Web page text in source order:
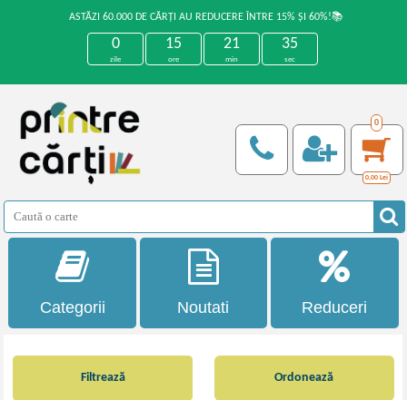
ASTĂZI 60.000 DE CĂRȚI AU REDUCERE ÎNTRE 15% ȘI 60%!📚
0
zile
15
ore
21
min
34
sec
0
0,00 Lei
Categorii Noutati Reduceri
Filtrează Ordonează